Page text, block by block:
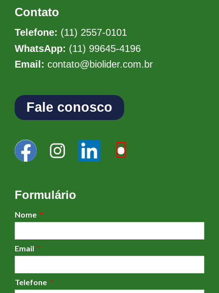
Contato
Telefone: (11) 2557-0101
WhatsApp: (11) 99645-4196
Email: contato@biolider.com.br
Fale conosco
Formulário
Nome
Email
Telefone